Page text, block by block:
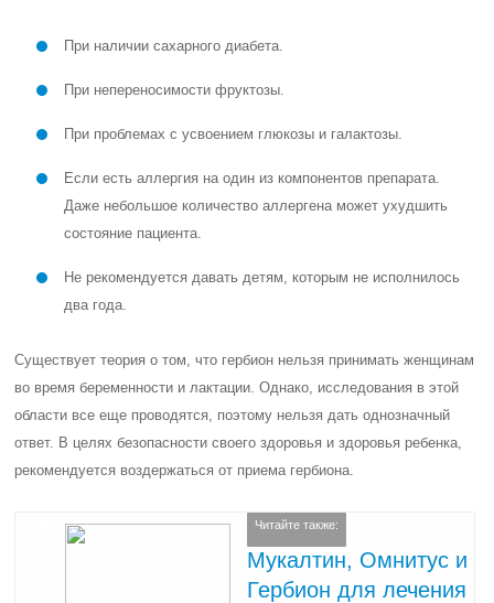
При наличии сахарного диабета.
При непереносимости фруктозы.
При проблемах с усвоением глюкозы и галактозы.
Если есть аллергия на один из компонентов препарата.
Даже небольшое количество аллергена может ухудшить
состояние пациента.
Не рекомендуется давать детям, которым не исполнилось
два года.
Существует теория о том, что гербион нельзя принимать женщинам
во время беременности и лактации. Однако, исследования в этой
области все еще проводятся, поэтому нельзя дать однозначный
ответ. В целях безопасности своего здоровья и здоровья ребенка,
рекомендуется воздержаться от приема гербиона.
Читайте также:
Мукалтин, Омнитус и
Гербион для лечения